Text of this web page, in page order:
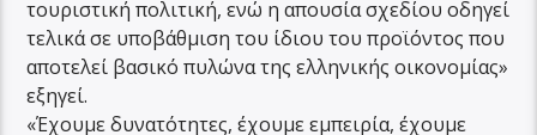
τουριστική πολιτική, ενώ η απουσία σχεδίου οδηγεί
τελικά σε υποβάθμιση του ίδιου του προϊόντος που
αποτελεί βασικό πυλώνα της ελληνικής οικονομίας»
εξηγεί.
«Έχουμε δυνατότητες, έχουμε εμπειρία, έχουμε